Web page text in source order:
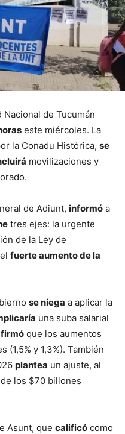
de Tucumán
este miércoles. La
la Conadu Histórica, se
movilizaciones y
de Adiunt, informó a
tres ejes: la urgente
de la Ley de
fuerte aumento de la
se niega a aplicar la
una suba salarial
que los aumentos
(1,5% y 1,3%). También
plantea un ajuste, al
los $70 billones
Asunt, que calificó como